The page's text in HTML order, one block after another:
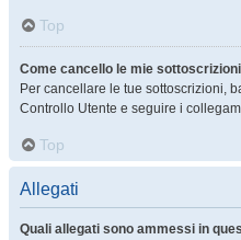
Top
Come cancello le mie
Per cancellare le tue sottoscrizioni,
Controllo Utente e seguire i
Top
Allegati
Quali allegati sono ammessi in